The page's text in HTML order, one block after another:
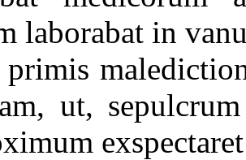
laborabat in
primis
ut,